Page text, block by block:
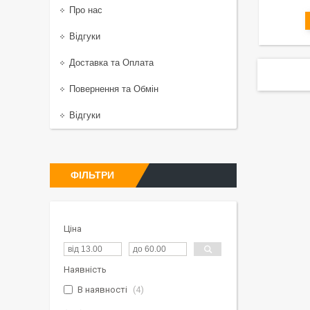
Про нас
Відгуки
Доставка та Оплата
Повернення та Обмiн
Відгуки
ФІЛЬТРИ
Ціна
Наявність
В наявності
4